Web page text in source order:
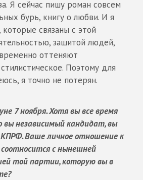
Я сейчас пишу роман совсем
бурь, книгу о любви. И я
связаны с этой
защитой людей,
оттеняют
Поэтому для
я точно не потерян.
7 ноября. Хотя вы все время
вы независимый кандидат, вы
Ваше личное отношение к
с нынешней
той партии, которую вы в